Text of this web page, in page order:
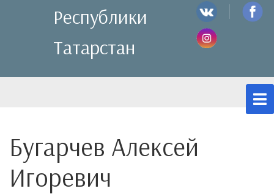
Республики
Татарстан
Бугарчев Алексей
Игоревич